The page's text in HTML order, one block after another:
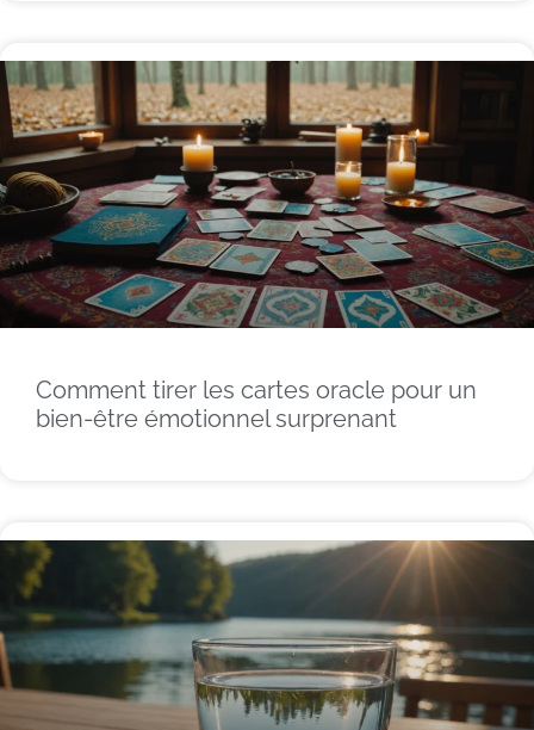
Comment tirer les cartes oracle pour un
bien-être émotionnel surprenant